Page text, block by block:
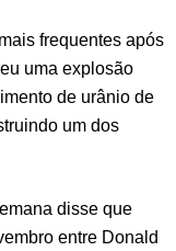
frequentes após
uma explosão
de urânio de
um dos
disse que
entre Donald